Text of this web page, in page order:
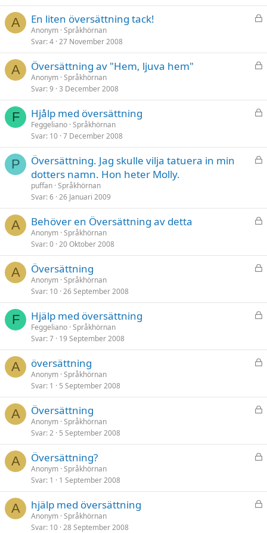
t
A
L
t
En liten översättning tack!
Anonym Språkhörnan
Svar 4 27 November 2008
A
L
t
Översättning av "Hem, ljuva hem"
Anonym Språkhörnan
Svar 9 3 December 2008
F
L
t
Hjålp med översättning
Feggeliano Språkhörnan
Svar 10 7 December 2008
P
L
Översättning. Jag skulle vilja tatuera in min
dotters namn. Hon heter Molly.
puffan Språkhörnan
Svar 6 26 Januari 2009
A
L
t
Behöver en Översättning av detta
Anonym Språkhörnan
Svar 0 20 Oktober 2008
A
L
t
Översättning
Anonym Språkhörnan
Svar 10 26 September 2008
F
L
t
Hjälp med översättning
Feggeliano Språkhörnan
Svar 7 19 September 2008
A
L
t
översättning
Anonym Språkhörnan
Svar 1 5 September 2008
A
L
t
Översättning
Anonym Språkhörnan
Svar 2 5 September 2008
A
L
t
Översättning?
Anonym Språkhörnan
Svar 1 1 September 2008
A
L
hjälp med översättning
Anonym Språkhörnan
Svar 10 28 September 2008